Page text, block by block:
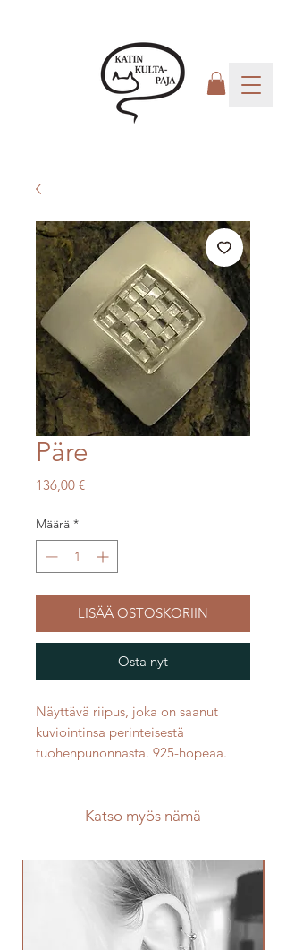
Päre
136,00 €Hinta
Määrä *
LISÄÄ OSTOSKORIIN
Osta nyt
Näyttävä riipus, joka on saanut
kuviointinsa perinteisestä
tuohenpunonnasta. 925-hopeaa.
Katso myös nämä